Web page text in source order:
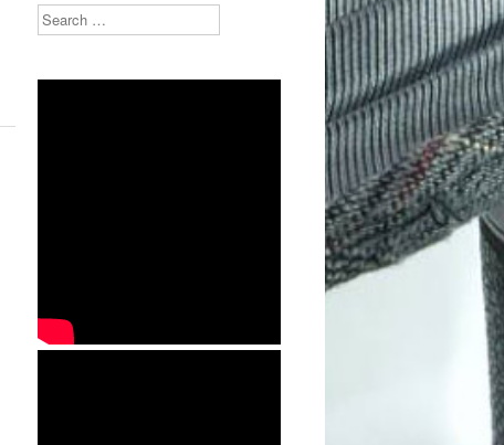
Search